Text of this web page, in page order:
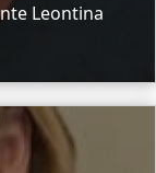
Leontina